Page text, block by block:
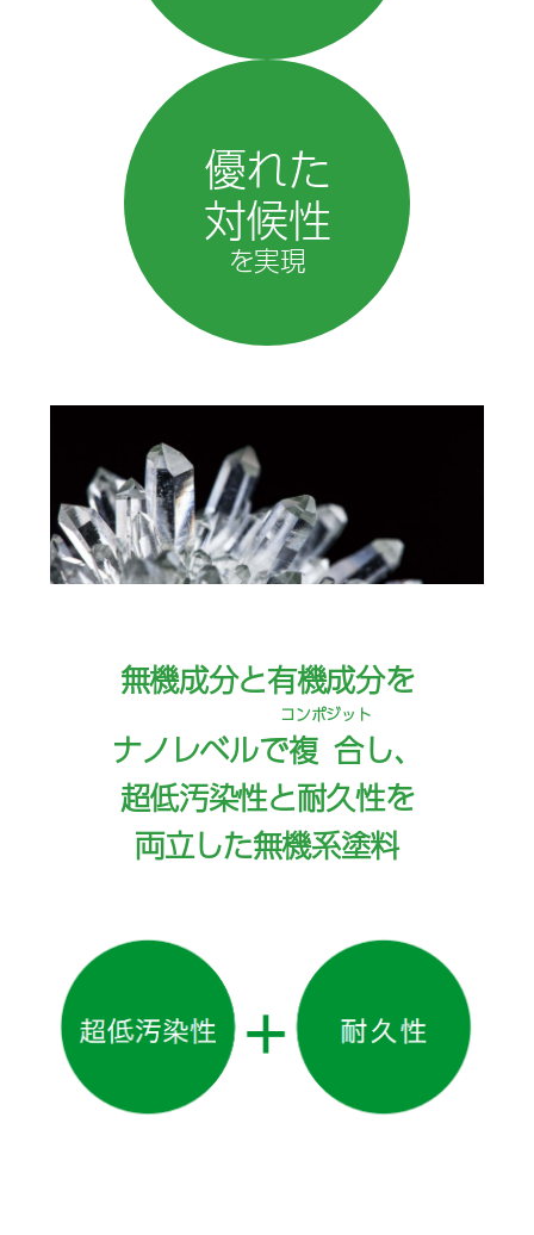
優れた
対候性
を実現
無機成分と有機成分を
ナノレベルで複合
コンポジット
し、
超低汚染性と耐久性を
両立した無機系塗料